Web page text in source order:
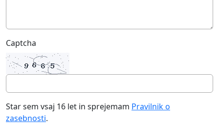
Captcha
Star sem vsaj 16 let in sprejemam Pravilnik o
zasebnosti.